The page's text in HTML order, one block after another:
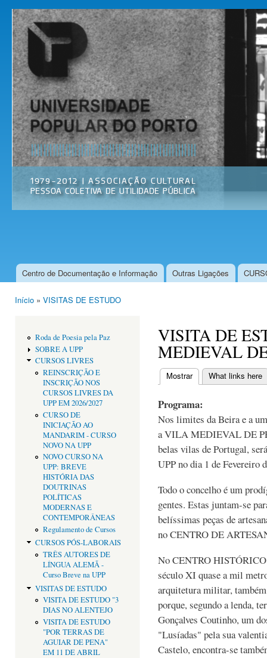
Universidade
Popular do
Porto
Associação
Cultural
Menu principal
Centro de Documentação e Informação Outras Ligações
Início » VISITAS DE ESTUDO
Roda de Poesia pela Paz
SOBRE A UPP
CURSOS LIVRES
REINSCRIÇÃO E
INSCRIÇÃO NOS
CURSOS LIVRES DA
UPP EM 2026/2027
CURSO DE
INICIAÇÃO AO
MANDARIM - CURSO
NOVO NA UPP
NOVO CURSO NA
UPP: BREVE
HISTÓRIA DAS
DOUTRINAS
POLÍTICAS
MODERNAS E
CONTEMPORÂNEAS
Regulamento de Cursos
CURSOS PÓS-LABORAIS
TRÊS AUTORES DE
LÍNGUA ALEMÃ -
Curso Breve na UPP
VISITAS DE ESTUDO
VISITA DE ESTUDO "3
DIAS NO ALENTEJO
VISITA DE ESTUDO
"POR TERRAS DE
AGUIAR DE PENA"
EM 11 DE ABRIL
VISITA DE
MEDIEVAL
Separadores
Mostrar(separador ativo)
What links here
Programa:
Nos limites da Beira e a
a VILA MEDIEVAL DE
belas vilas de Portugal,
UPP no dia 1 de Fevereiro
Todo o concelho é um
gentes. Estas juntam-se
belíssimas peças de
no CENTRO DE
No CENTRO
século XI quase a mil
arquitetura militar,
porque, segundo a lenda,
Gonçalves Coutinho, um
"Lusíadas" pela sua
Castelo, encontra-se